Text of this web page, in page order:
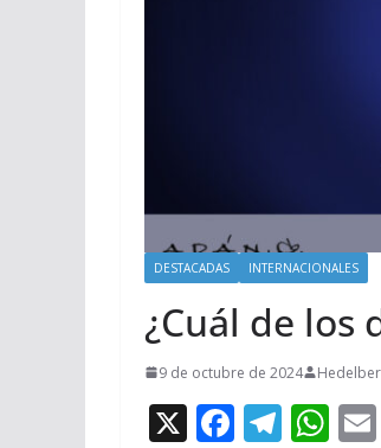
DESTACADAS INTERNACIONALES
¿Cuál de los
9 de octubre de 2024
X F T W